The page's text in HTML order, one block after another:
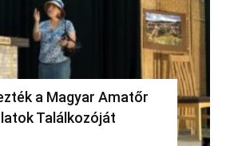
a Magyar Amatőr
Találkozóját